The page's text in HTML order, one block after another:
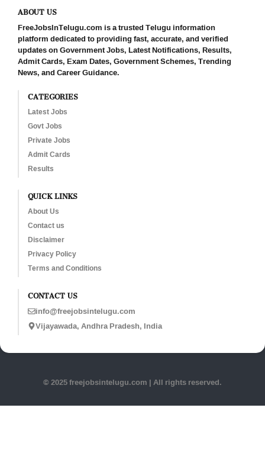
ABOUT US
FreeJobsInTelugu.com is a trusted Telugu information
platform dedicated to providing fast, accurate, and verified
updates on Government Jobs, Latest Notifications, Results,
Admit Cards, Exam Dates, Government Schemes, Trending
News, and Career Guidance.
CATEGORIES
Latest Jobs
Govt Jobs
Private Jobs
Admit Cards
Results
QUICK LINKS
About Us
Contact us
Disclaimer
Privacy Policy
Terms and Conditions
CONTACT US
info@freejobsintelugu.com
Vijayawada, Andhra Pradesh, India
© 2025 freejobsintelugu.com | All rights reserved.